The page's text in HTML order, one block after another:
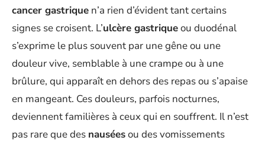
cancer gastrique n’a rien d’évident tant certains
signes se croisent. L’ulcère gastriqueou duodénal
s’exprime le plus souvent par une gêne ou une
douleur vive, semblable à une crampe ou à une
brûlure, qui apparaît en dehors des repas ou s’apaise
en mangeant. Ces douleurs, parfois nocturnes,
deviennent familières à ceux qui en souffrent. Il n’est
pas rare que des nauséesou des vomissements